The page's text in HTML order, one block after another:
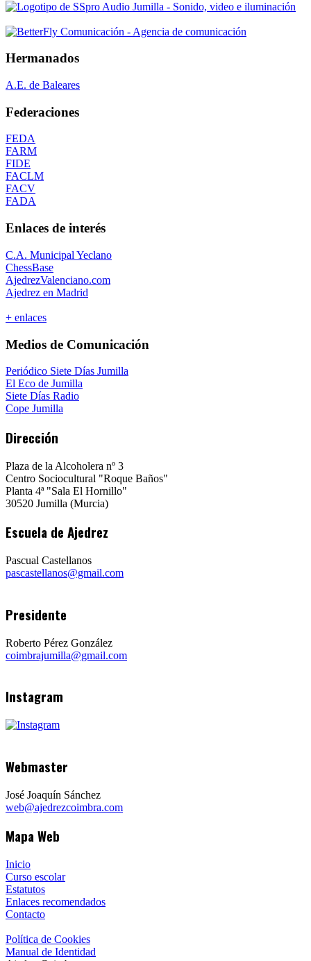
Hermanados
A.E. de Baleares
Federaciones
FEDA
FARM
FIDE
FACLM
FACV
FADA
Enlaces de interés
C.A. Municipal Yeclano
ChessBase
AjedrezValenciano.com
Ajedrez en Madrid
+ enlaces
Medios de Comunicación
Periódico Siete Días Jumilla
El Eco de Jumilla
Siete Días Radio
Cope Jumilla
Dirección
Plaza de la Alcoholera nº 3
Centro Sociocultural "Roque Baños"
Planta 4ª "Sala El Hornillo"
30520 Jumilla (Murcia)
Escuela de Ajedrez
Pascual Castellanos
pascastellanos@gmail.com
Presidente
Roberto Pérez González
coimbrajumilla@gmail.com
Instagram
Webmaster
José Joaquín Sánchez
web@ajedrezcoimbra.com
Mapa Web
Inicio
Curso escolar
Estatutos
Enlaces recomendados
Contacto
Política de Cookies
Manual de Identidad